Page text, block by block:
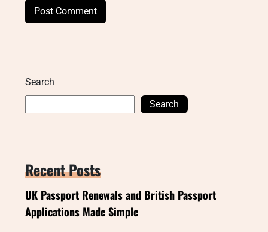
Search
Search
Recent Posts
UK Passport Renewals and British Passport
Applications Made Simple